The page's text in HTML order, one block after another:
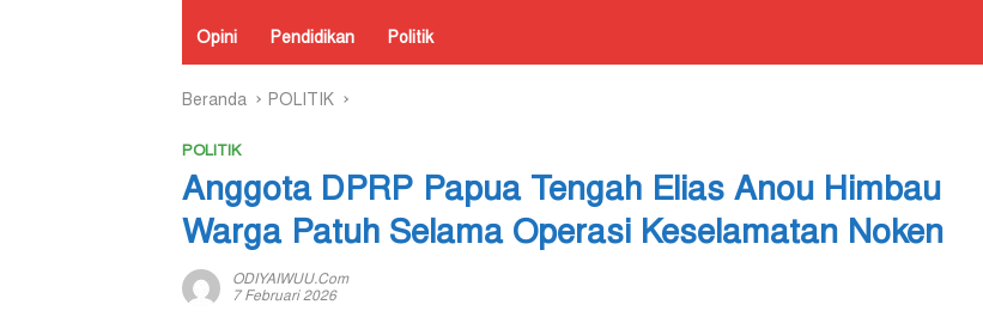
Opini Pendidikan Politik
Beranda POLITIK
POLITIK
Anggota DPRP Papua Tengah Elias Anou Himbau
Warga Patuh Selama Operasi Keselamatan Noken
ODIYAIWUU.com
7 Februari 2026